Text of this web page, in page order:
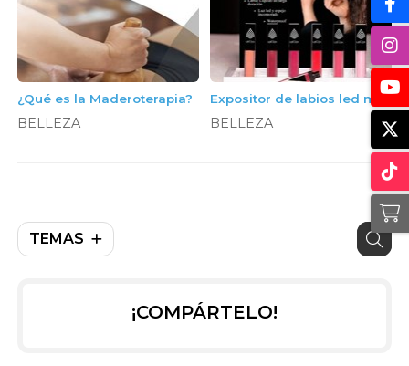
TEMAS
¿Qué es la Maderoterapia?
BELLEZA
Expositor de labios led me
BELLEZA
¡COMPÁRTELO!